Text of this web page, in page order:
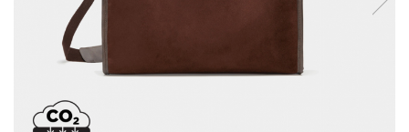
Accesorii diverse pentru birou
Etichetare si ambalare
Arhivare si depozitare
Pixuri de plastic